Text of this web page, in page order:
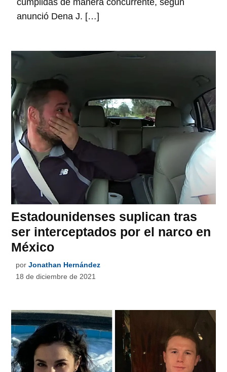
anunció Dena J. […]
Estadounidenses suplican tras
ser interceptados por el narco en
México
por Jonathan Hernández
18 de diciembre de 2021